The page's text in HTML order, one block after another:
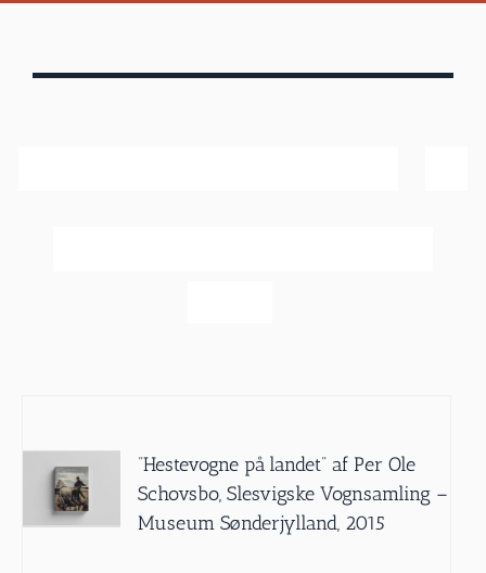
”Hestevogne på landet” af Per Ole
Schovsbo, Slesvigske Vognsamling –
Museum Sønderjylland, 2015